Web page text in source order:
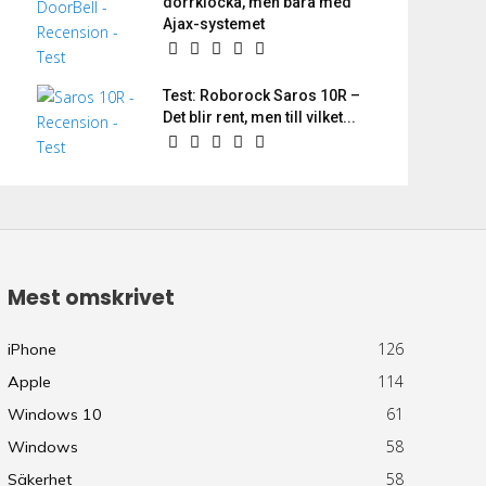
Ajax-systemet
Test: Roborock Saros 10R –
Det blir rent, men till vilket...
Mest omskrivet
iPhone 126
Apple 114
Windows 10 61
Windows 58
Säkerhet 58